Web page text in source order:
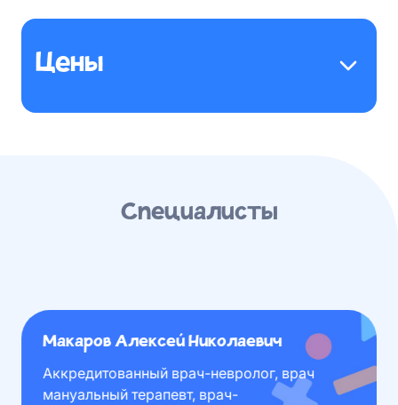
Цены
Специалисты
Макаров Алексей Николаевич
Аккредитованный врач-невролог, врач
мануальный терапевт, врач-